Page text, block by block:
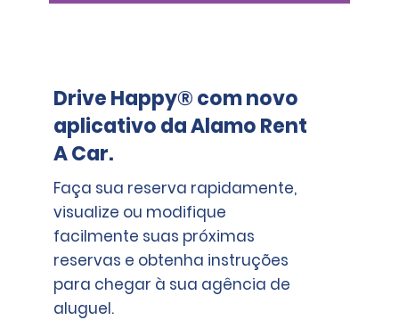
Drive Happy® com novo
aplicativo da Alamo Rent
A Car.
Faça sua reserva rapidamente,
visualize ou modifique
facilmente suas próximas
reservas e obtenha instruções
para chegar à sua agência de
aluguel.